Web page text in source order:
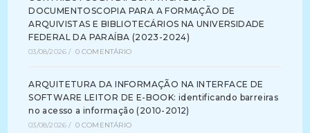
DOCUMENTOSCOPIA PARA A FORMAÇÃO DE
ARQUIVISTAS E BIBLIOTECÁRIOS NA UNIVERSIDADE
FEDERAL DA PARAÍBA (2023-2024)
03/08/2026 / 0 COMENTÁRIO
ARQUITETURA DA INFORMAÇÃO NA INTERFACE DE
SOFTWARE LEITOR DE E-BOOK: identificando barreiras
no acesso a informação (2010-2012)
03/08/2026 / 0 COMENTÁRIO